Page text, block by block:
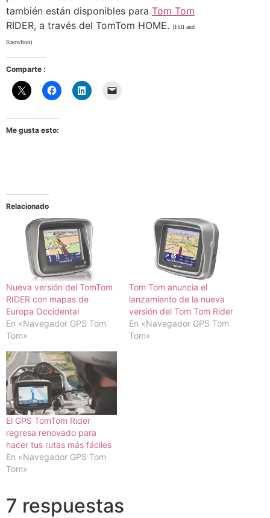
también están disponibles para Tom Tom
RIDER, a través del TomTom HOME. (Hill and
Knowlton)
Comparte :
Me gusta esto:
Relacionado
Nueva versión del TomTom
RIDER con mapas de
Europa Occidental
En «Navegador GPS Tom
Tom»
Tom Tom anuncia el
lanzamiento de la nueva
versión del Tom Tom Rider
En «Navegador GPS Tom
Tom»
El GPS TomTom Rider
regresa renovado para
hacer tus rutas más fáciles
En «Navegador GPS Tom
Tom»
7 respuestas